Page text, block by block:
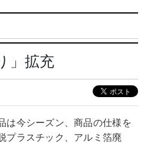
」拡充
は今シーズン、商品の仕様を
プラスチック、アルミ箔廃